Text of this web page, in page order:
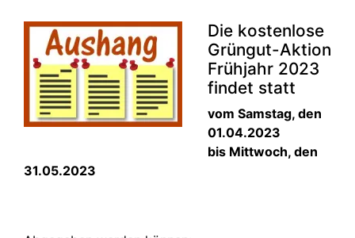
Die kostenlose
Grüngut-Aktion
Frühjahr 2023
findet statt
vom Samstag, den
01.04.2023
bis Mittwoch, den
31.05.2023